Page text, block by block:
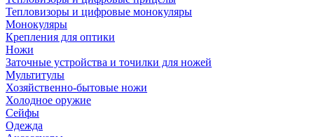
Тепловизоры и цифровые монокуляры
Монокуляры
Крепления для оптики
Ножи
Заточные устройства и точилки для ножей
Мультитулы
Хозяйственно-бытовые ножи
Холодное оружие
Сейфы
Одежда